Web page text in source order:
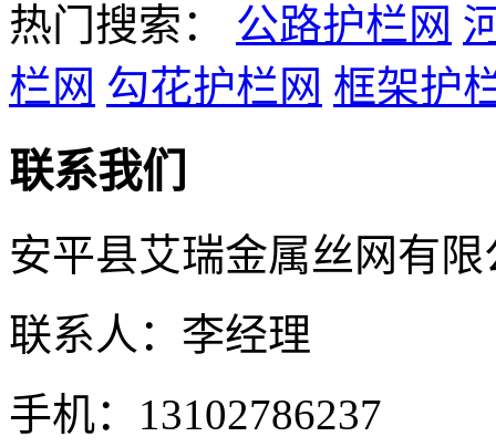
热门搜索： 公路护栏网
栏网 勾花护栏网 框架护
联系我们
安平县艾瑞金属丝网有限
联系人：李经理
手机：13102786237